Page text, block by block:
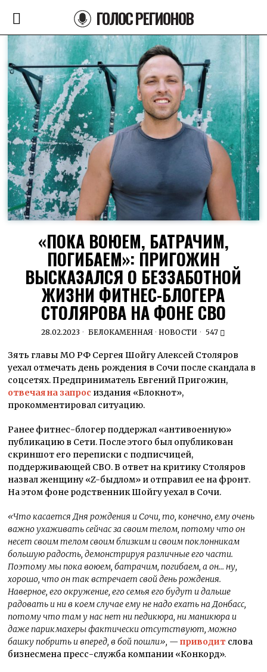
ГОЛОС РЕГИОНОВ
«ПОКА ВОЮЕМ, БАТРАЧИМ,
ПОГИБАЕМ»: ПРИГОЖИН
ВЫСКАЗАЛСЯ О БЕЗЗАБОТНОЙ
ЖИЗНИ ФИТНЕС-БЛОГЕРА
СТОЛЯРОВА НА ФОНЕ СВО
28.02.2023 БЕЛОКАМЕННАЯ · НОВОСТИ 547
Зять главы МО РФ Сергея Шойгу Алексей Столяров
уехал отмечать день рождения в Сочи после скандала в
соцсетях. Предприниматель Евгений Пригожин,
отвечая на запрос издания «Блокнот»,
прокомментировал ситуацию.
Ранее фитнес-блогер поддержал «антивоенную»
публикацию в Сети. После этого был опубликован
скриншот его переписки с подписчицей,
поддерживающей СВО. В ответ на критику Столяров
назвал женщину «Z-быдлом» и отправил ее на фронт.
На этом фоне родственник Шойгу уехал в Сочи.
«Что касается Дня рождения и Сочи, то, конечно, ему очень
важно ухаживать сейчас за своим телом, потому что он
несет своим телом своим близким и своим поклонникам
большую радость, демонстрируя различные его части.
Поэтому мы пока воюем, батрачим, погибаем, а он… ну,
хорошо, что он так встречает свой день рождения.
Наверное, его окружение, его семья его будут и дальше
радовать и ни в коем случае ему не надо ехать на Донбасс,
потому что там у нас нет ни педикюра, ни маникюра и
даже парикмахеры фактически отсутствуют, можно
башку побрить и вперед, в бой пошли», —приводит слова
бизнесмена пресс-служба компании «Конкорд».